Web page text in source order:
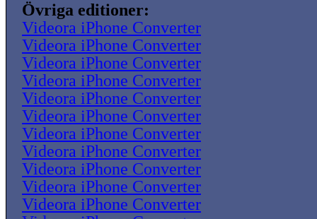
Övriga editioner:
Videora iPhone Converter
Videora iPhone Converter
Videora iPhone Converter
Videora iPhone Converter
Videora iPhone Converter
Videora iPhone Converter
Videora iPhone Converter
Videora iPhone Converter
Videora iPhone Converter
Videora iPhone Converter
Videora iPhone Converter